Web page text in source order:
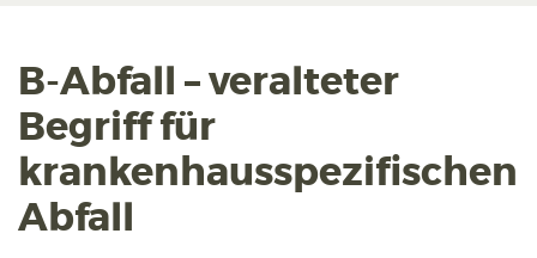
B-Abfall – veralteter
Begriff für
krankenhausspezifischen
Abfall